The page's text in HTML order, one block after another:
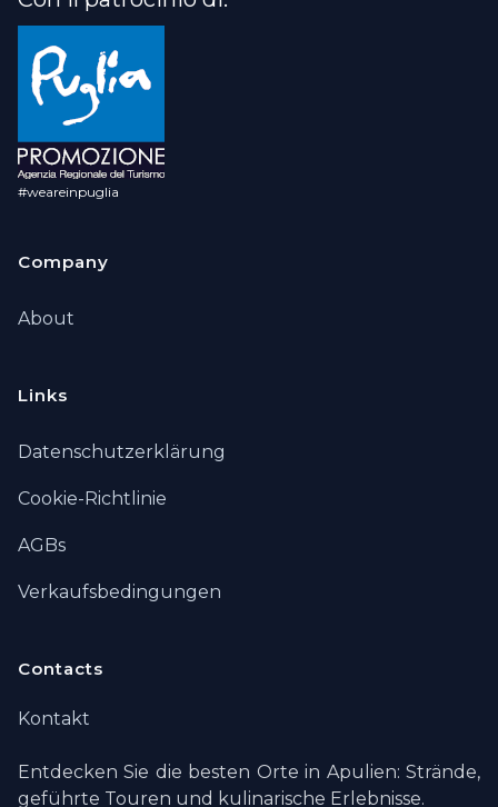
#weareinpuglia
Company
About
Links
Datenschutzerklärung
Cookie-Richtlinie
AGBs
Verkaufsbedingungen
Contacts
Kontakt
Entdecken Sie die besten Orte in Apulien: Strände,
geführte Touren und kulinarische Erlebnisse.